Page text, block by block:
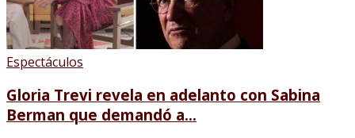
Espectáculos
Gloria Trevi revela en adelanto con Sabina
Berman que demandó a...